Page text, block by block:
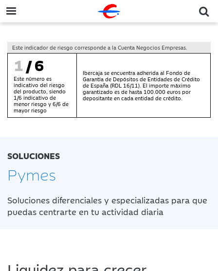
Este indicador de riesgo corresponde a la Cuenta Negocios Empresas.
1/6
Este número es
indicativo del riesgo
del producto, siendo
1/6 indicativo de
menor riesgo y 6/6 de
mayor riesgo
Ibercaja se encuentra adherida al Fondo de
Garantía de Depósitos de Entidades de Crédito
de España (RDL 16/11). El importe máximo
garantizado es de hasta 100.000 euros por
depositante en cada entidad de crédito.
SOLUCIONES
Pymes
Soluciones diferenciales y especializadas para que
puedas centrarte en tu actividad diaria